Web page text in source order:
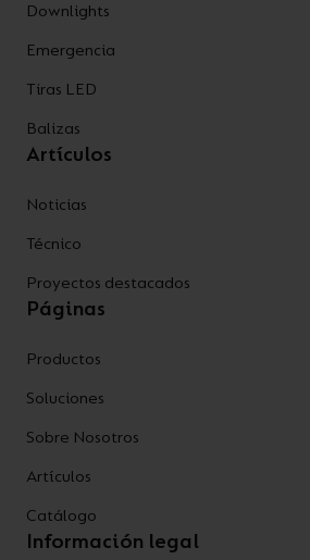
Downlights
Emergencia
Tiras LED
Balizas
Artículos
Noticias
Técnico
Proyectos destacados
Páginas
Productos
Soluciones
Sobre Nosotros
Artículos
Catálogo
Información legal